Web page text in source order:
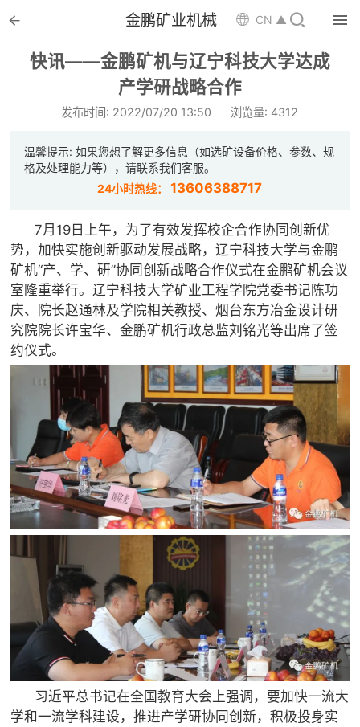
 金鹏矿业机械 CN ▲ 
快讯——金鹏矿机与辽宁科技大学达成
产学研战略合作
发布时间: 2022/07/20 13:50 浏览量: 4312
温馨提示: 如果您想了解更多信息（如选矿设备价格、参数、规
格及处理能力等），请联系我们客服。
24小时热线：13606388717
7月19日上午，为了有效发挥校企合作协同创新优
势，加快实施创新驱动发展战略，辽宁科技大学与金鹏
矿机“产、学、研”协同创新战略合作仪式在金鹏矿机会议
室隆重举行。辽宁科技大学矿业工程学院党委书记陈功
庆、院长赵通林及学院相关教授、烟台东方冶金设计研
究院院长许宝华、金鹏矿机行政总监刘铭光等出席了签
约仪式。
习近平总书记在全国教育大会上强调，要加快一流大
学和一流学科建设，推进产学研协同创新，积极投身实
 首页


 解决方案
 案例中心
 服务体系
 新闻中心
 矿山设计院
 选矿实验室
关于金鹏
发展历程
企业文化
专家团队
 联系我们